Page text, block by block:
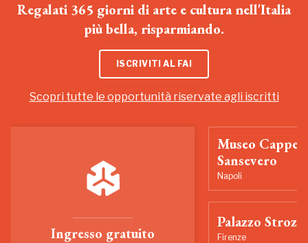
Regalati 365 giorni di arte e cultura nell'Italia
più bella, risparmiando.
ISCRIVITI AL FAI
Scopri tutte le opportunità riservate agli iscritti
Ingresso gratuito
Museo
Sansevero
Napoli
Palazzo Strozzi
Firenze